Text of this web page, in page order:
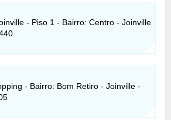
- Piso 1 - Bairro: Centro - Joinville
- Bairro: Bom Retiro - Joinville -